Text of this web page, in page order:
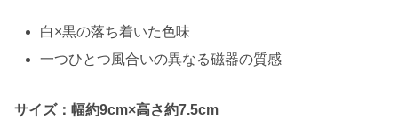
白×黒の落ち着いた色味
一つひとつ風合いの異なる磁器の質感
サイズ：幅約9cm×高さ約7.5cm